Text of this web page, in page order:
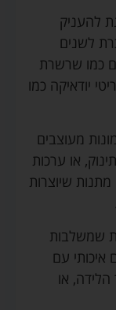
להעניק
לשנים
כמו שרשרת
יודאיקה כמו
מעוצבים
או ערכות
שיוצרות
שמשלבות
איכותי עם
או